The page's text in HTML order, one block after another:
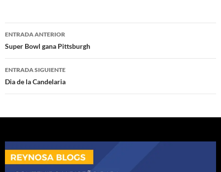
Navegación
de
entradas
ENTRADA ANTERIOR
Super Bowl gana Pittsburgh
ENTRADA SIGUIENTE
Dia de la Candelaria